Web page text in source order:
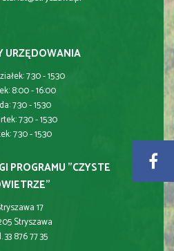
URZĘDOWANIA
7:30 - 15:30
8:00 - 16:00
7:30 - 15:30
7:30 - 15:30
7:30 - 15:30
PROGRAMU "CZYSTE
17
Stryszawa
33 876 77 35